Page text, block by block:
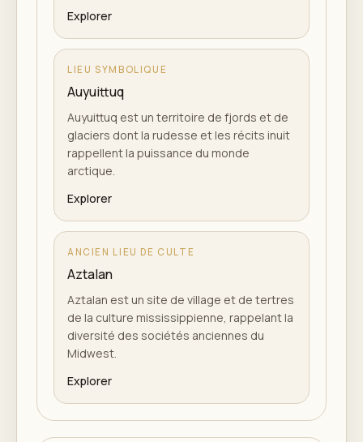
Explorer
LIEU SYMBOLIQUE
Auyuittuq
Auyuittuq est un territoire de fjords et de
glaciers dont la rudesse et les récits inuit
rappellent la puissance du monde
arctique.
Explorer
ANCIEN LIEU DE CULTE
Aztalan
Aztalan est un site de village et de tertres
de la culture mississippienne, rappelant la
diversité des sociétés anciennes du
Midwest.
Explorer